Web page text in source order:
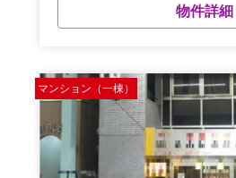
物件詳細
マンション（一棟）